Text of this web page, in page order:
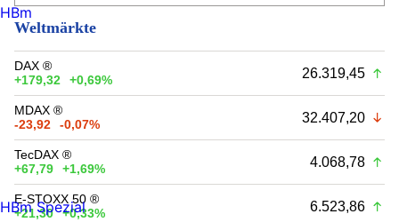
Weltmärkte
DAX ®
+179,32
+0,69% 26.319,45
MDAX ®
-23,92
-0,07% 32.407,20
TecDAX ®
+67,79
+1,69% 4.068,78
E-STOXX 50 ®
+21,30
+0,33% 6.523,86
HBm
HBm Spezial